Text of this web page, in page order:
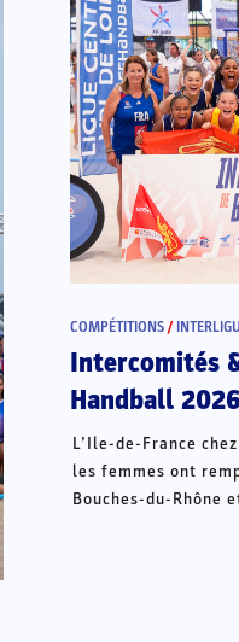
COMPÉTITIONS /
Intercomités
Handball
L’Ile-de-France
les femmes ont
Bouches-du-Rhône